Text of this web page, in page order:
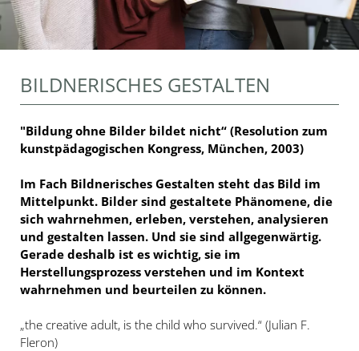
BILDNERISCHES GESTALTEN
"Bildung ohne Bilder bildet nicht“ (Resolution zum
kunstpädagogischen Kongress, München, 2003)
Im Fach Bildnerisches Gestalten steht das Bild im
Mittelpunkt. Bilder sind gestaltete Phänomene, die
sich wahrnehmen, erleben, verstehen, analysieren
und gestalten lassen. Und sie sind allgegenwärtig.
Gerade deshalb ist es wichtig, sie im
Herstellungsprozess verstehen und im Kontext
wahrnehmen und beurteilen zu können.
„the creative adult, is the child who survived.“ (Julian F.
Fleron)